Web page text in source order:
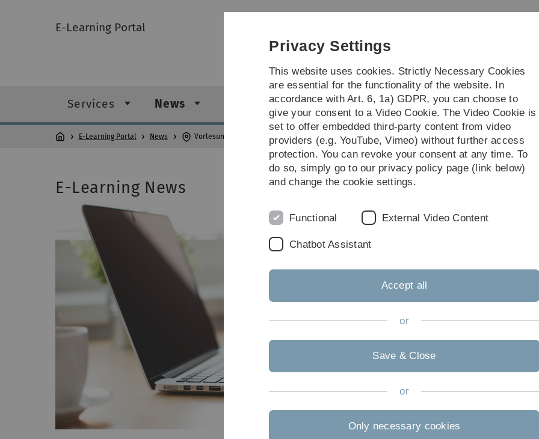
Skip
Skip
Skip
Skip
E-Learning Portal
Services News Digital Teaching Solutions
E-Learning Portal News Vorlesungsaufzeichnung Opencast News
E-Learning News
Privacy Settings
This website uses cookies. Strictly Necessary Cookies
are essential for the functionality of the website. In
accordance with Art. 6, 1a) GDPR, you can choose to
give your consent to a Video Cookie. The Video Cookie is
set to offer embedded third-party content from video
providers (e.g. YouTube, Vimeo) without further access
protection. You can revoke your consent at any time. To
do so, simply go to our privacy policy page (link below)
and change the cookie settings.
Functional External Video Content
Chatbot Assistant
Accept all
or
Save & Close
or
Only necessary cookies